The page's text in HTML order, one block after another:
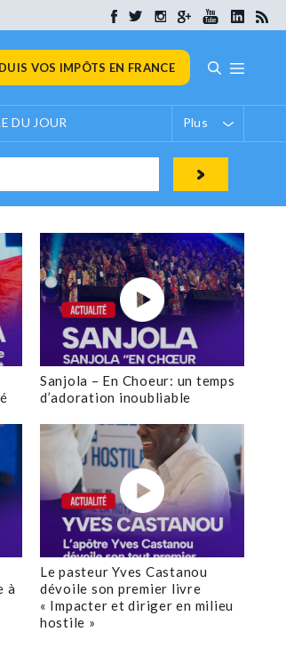
VOS IMPÔTS EN FRANCE
DU JOUR Plus
Sanjola – En Choeur: un temps
d’adoration inoubliable
à
Le pasteur Yves Castanou
dévoile son premier livre
« Impacter et diriger en milieu
hostile »